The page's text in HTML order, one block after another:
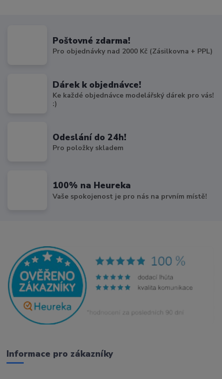
Poštovné zdarma!
Pro objednávky nad 2000 Kč (Zásilkovna + PPL)
Dárek k objednávce!
Ke každé objednávce modelářský dárek pro vás!
:)
Odeslání do 24h!
Pro položky skladem
100% na Heureka
Vaše spokojenost je pro nás na prvním místě!
Informace pro zákazníky